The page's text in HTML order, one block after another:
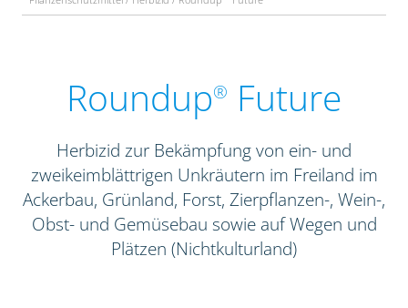
Roundup® Future
Herbizid zur Bekämpfung von ein- und
zweikeimblättrigen Unkräutern im Freiland im
Ackerbau, Grünland, Forst, Zierpflanzen-, Wein-,
Obst- und Gemüsebau sowie auf Wegen und
Plätzen (Nichtkulturland)